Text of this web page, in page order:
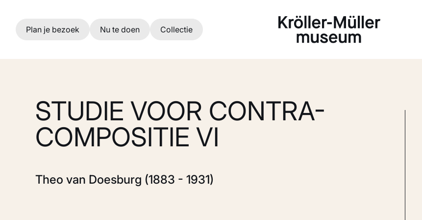
Ga naar hoofdinhoud
Plan je bezoek Nu te doen Collectie
STUDIE VOOR CONTRA-
COMPOSITIE VI
Theo van Doesburg (1883 - 1931)